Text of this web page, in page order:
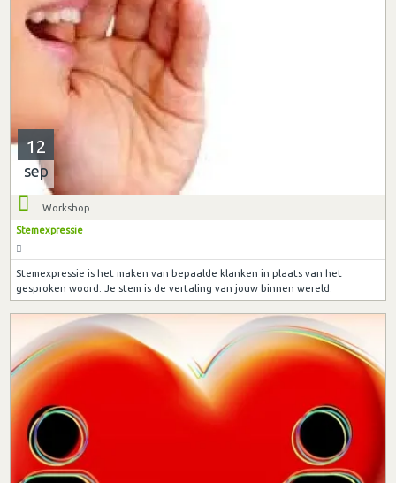
12
sep
Workshop
Stemexpressie
Stemexpressie is het maken van bepaalde klanken in plaats van het
gesproken woord. Je stem is de vertaling van jouw binnen wereld.